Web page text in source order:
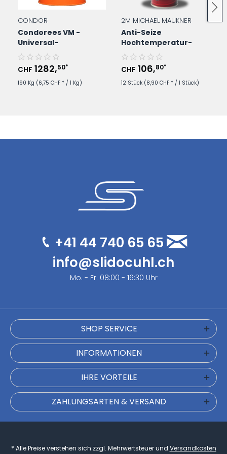
CONDOR
Condorees VM -
Universal-
Kühlschmierstoff im
190Kg/Fass
CHF 1282,50*
190 Kg (6,75 CHF * / 1 Kg)
2M MICHAEL MAUKNER
Anti-Seize
Hochtemperatur-
Schmierstoff - 400ml
Spraydose
CHF 106,80*
12 Stück (8,90 CHF * / 1 Stück)
+41 44 740 65 65
info@slidocuhl.ch
Mo. - Fr. 08:00 - 16:30 Uhr
SHOP SERVICE
INFORMATIONEN
IHRE VORTEILE
ZAHLUNGSARTEN & VERSAND
* Alle Preise verstehen sich zzgl. Mehrwertsteuer und Versandkosten